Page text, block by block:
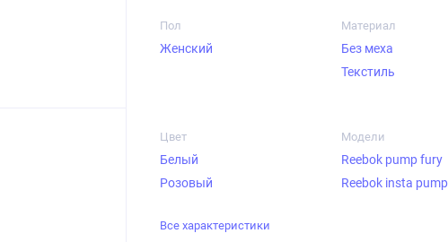
Пол
Женский
Материал
Без меха
Текстиль
Цвет
Белый
Розовый
Модели
Reebok pump fury
Reebok insta pump
Все характеристики